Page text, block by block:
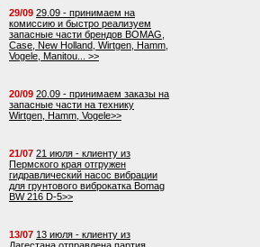
29/09 29.09 - принимаем на
комиссию и быстро реализуем
запасные части брендов BOMAG,
Case, New Holland, Wirtgen, Hamm,
Vogele, Manitou... >>
20/09 20.09 - принимаем заказы на
запасные части на технику
Wirtgen, Hamm, Vogele>>
21/07 21 июля - клиенту из
Пермского края отгружен
гидравлический насос вибрации
для грунтового виброкатка Bomag
BW 216 D-5>>
13/07 13 июля - клиенту из